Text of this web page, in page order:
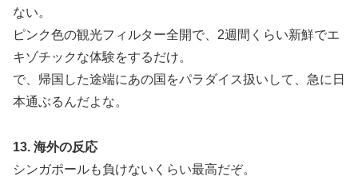
ない。
ピンク色の観光フィルター全開で、2週間くらい新鮮でエ
キゾチックな体験をするだけ。
で、帰国した途端にあの国をパラダイス扱いして、急に日
本通ぶるんだよな。
13. 海外の反応
シンガポールも負けないくらい最高だぞ。